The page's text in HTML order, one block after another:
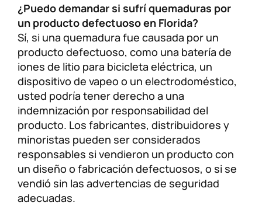
¿Puedo demandar si sufrí quemaduras por
un producto defectuoso en Florida?
Sí, si una quemadura fue causada por un
producto defectuoso, como una batería de
iones de litio para bicicleta eléctrica, un
dispositivo de vapeo o un electrodoméstico,
usted podría tener derecho a una
indemnización por responsabilidad del
producto. Los fabricantes, distribuidores y
minoristas pueden ser considerados
responsables si vendieron un producto con
un diseño o fabricación defectuosos, o si se
vendió sin las advertencias de seguridad
adecuadas.